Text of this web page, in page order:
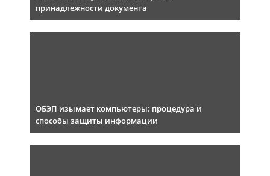
принадлежности документа
ОБЭП изымает компьютеры: процедура и
способы защиты информации